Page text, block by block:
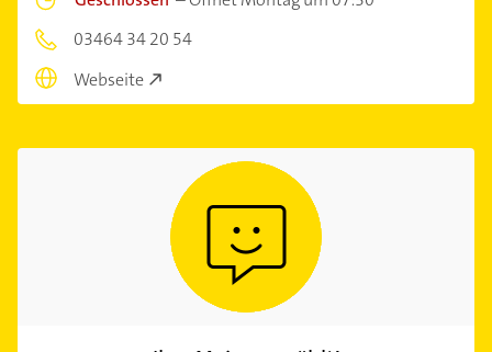
03464 34 20 54
Webseite